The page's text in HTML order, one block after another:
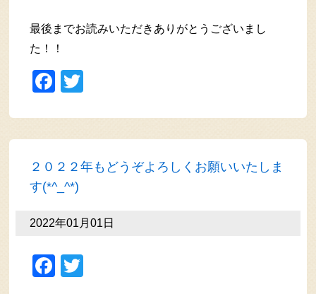
最後までお読みいただきありがとうございまし
た！！
Facebook
２０２２年もどうぞよろしくお願いいたしま
す(*^_^*)
2022年01月01日
Facebook